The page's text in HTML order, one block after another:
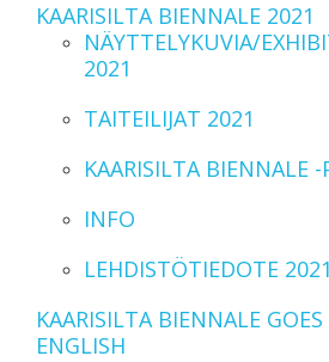
KAARISILTA BIENNALE 2021
NÄYTTELYKUVIA/
2021
TAITEILIJAT 2021
KAARISILTA BIENNALE
INFO
LEHDISTÖTIEDOTE 2021
KAARISILTA BIENNALE
ENGLISH